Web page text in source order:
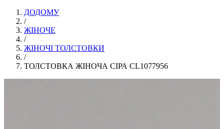
ДОДОМУ
/
ЖІНОЧЕ
/
ЖІНОЧІ ТОЛСТОВКИ
/
ТОЛСТОВКА ЖІНОЧА СІРА CL1077956